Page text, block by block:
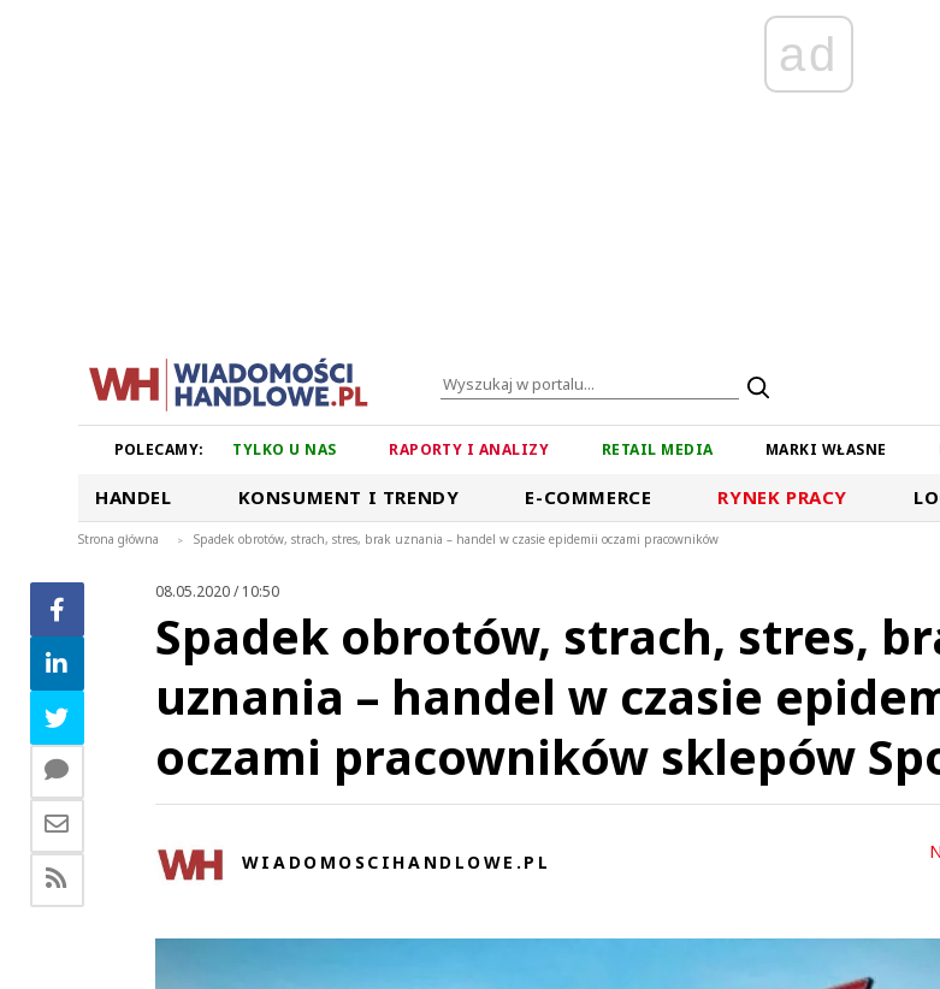
ad
POLECAMY: TYLKO U NAS RAPORTY I ANALIZY RETAIL MEDIA MARKI WŁASNE
HANDEL KONSUMENT I TRENDY E-COMMERCE RYNEK PRACY
Strona główna > Spadek obrotów, strach, stres, brak uznania – handel w czasie epidemii oczami pracowników
08.05.2020 / 10:50
Spadek obrotów, strach, stres,
uznania – handel w czasie
oczami pracowników sklepów
WIADOMOSCIHANDLOWE.PL